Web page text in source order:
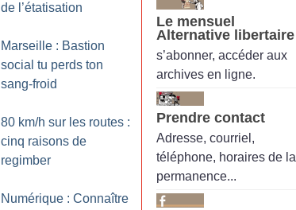
de l’étatisation
Marseille : Bastion
social tu perds ton
sang-froid
80 km/h sur les routes :
cinq raisons de
regimber
Numérique : Connaître
Le mensuel
Alternative libertaire
s’abonner, accéder aux
archives en ligne.
Prendre contact
Adresse, courriel,
téléphone, horaires de la
permanence...